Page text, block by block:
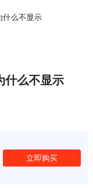
什么不显示
什么不显示
立即购买